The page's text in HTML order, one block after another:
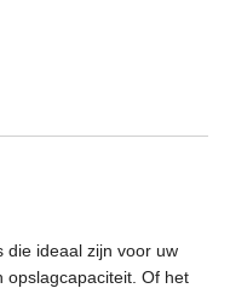
die ideaal zijn voor uw
opslagcapaciteit. Of het